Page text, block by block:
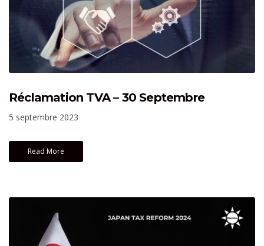
Réclamation TVA – 30 Septembre
5 septembre 2023
Read More